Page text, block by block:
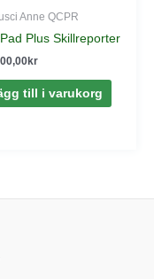
Anne QCPR
Plus Skillreporter
kr
till i varukorg